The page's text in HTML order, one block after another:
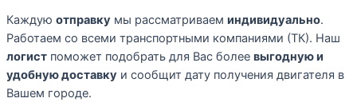
Каждую отправку мы рассматриваем индивидуально.
Работаем со всеми транспортными компаниями (ТК). Наш
логист поможет подобрать для Вас более выгодную и
удобную доставку и сообщит дату получения двигателя в
Вашем городе.